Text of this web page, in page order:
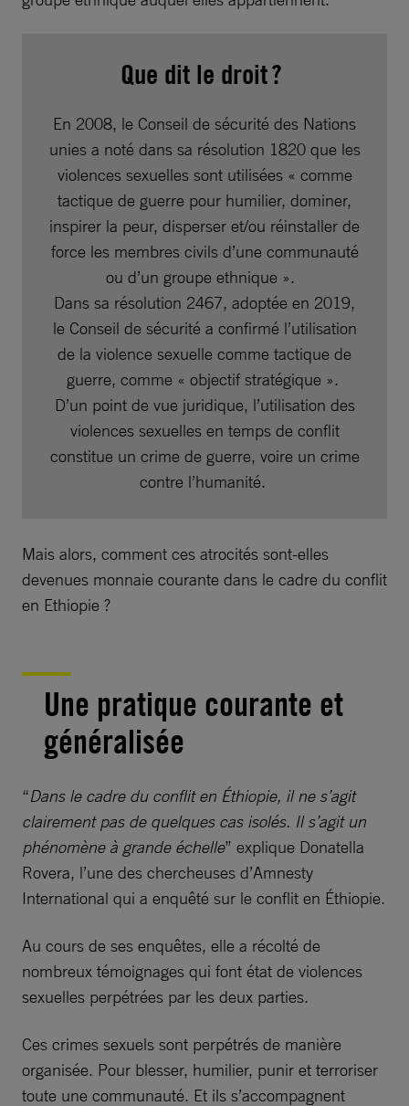
Que dit le droit ?
En 2008, le Conseil de sécurité des Nations
unies a noté dans sa résolution 1820 que les
violences sexuelles sont utilisées « comme
tactique de guerre pour humilier, dominer,
inspirer la peur, disperser et/ou réinstaller de
force les membres civils d’une communauté
ou d’un groupe ethnique ».
Dans sa résolution 2467, adoptée en 2019,
le Conseil de sécurité a confirmé l’utilisation
de la violence sexuelle comme tactique de
guerre, comme « objectif stratégique ».
D’un point de vue juridique, l’utilisation des
violences sexuelles en temps de conflit
constitue un crime de guerre, voire un crime
contre l’humanité.
Mais alors, comment ces atrocités sont-elles
devenues monnaie courante dans le cadre du conflit
en Ethiopie ?
Une pratique courante et
généralisée
“Dans le cadre du conflit en Éthiopie, il ne s’agit
clairement pas de quelques cas isolés. Il s’agit un
phénomène à grande échelle” explique Donatella
Rovera, l’une des chercheuses d’Amnesty
International qui a enquêté sur le conflit en Éthiopie.
Au cours de ses enquêtes, elle a récolté de
nombreux témoignages qui font état de violences
sexuelles perpétrées par les deux parties.
Ces crimes sexuels sont perpétrés de manière
organisée. Pour blesser, humilier, punir et terroriser
toute une communauté. Et ils s’accompagnent